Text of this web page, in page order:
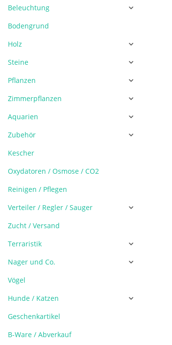
Beleuchtung
Bodengrund
Holz
Steine
Pflanzen
Zimmerpflanzen
Aquarien
Zubehör
Kescher
Oxydatoren / Osmose / CO2
Reinigen / Pflegen
Verteiler / Regler / Sauger
Zucht / Versand
Terraristik
Nager und Co.
Vögel
Hunde / Katzen
Geschenkartikel
B-Ware / Abverkauf